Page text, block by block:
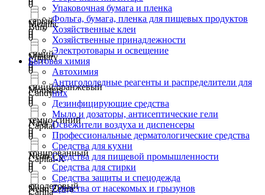
серый
0
синий
0
синий/оранжевый
0
темно-синий
0
тонированный
0
фиолетовый
Metallic
0
Military
0
Monsters
0
Navy
0
Neon
0
Neon Zebra
0
Buro
0
C-51
0
Candy
0
Capital
0
Capital-X
0
Carina
Упаковочная бумага и пленка
Фольга, бумага, пленка для пищевых продуктов
Хозяйственные клеи
Хозяйственные принадлежности
Электротовары и освещение
Бытовая химия
Автохимия
Антигололедные реагенты и распределители для
них
Дезинфицирующие средства
Мыло и дозаторы, антисептические гели
Освежители воздуха и диспенсеры
Профессиональные дерматологические средства
Средства для кухни
Средства для пищевой промышленности
Средства для стирки
Средства защиты и спецодежда
Средства от насекомых и грызунов